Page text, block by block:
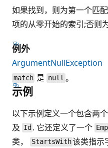
如果找到，则为第一个匹
项的从零开始的索引;否则为
例外
ArgumentNullException
match 是 null 。
示例
以下示例定义一个包含两个
及 Id . 它还定义了一个
类，
StartsWith该类指示